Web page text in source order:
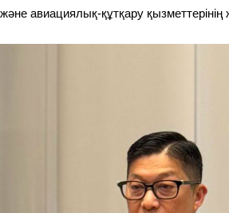
авиациялық-құтқару